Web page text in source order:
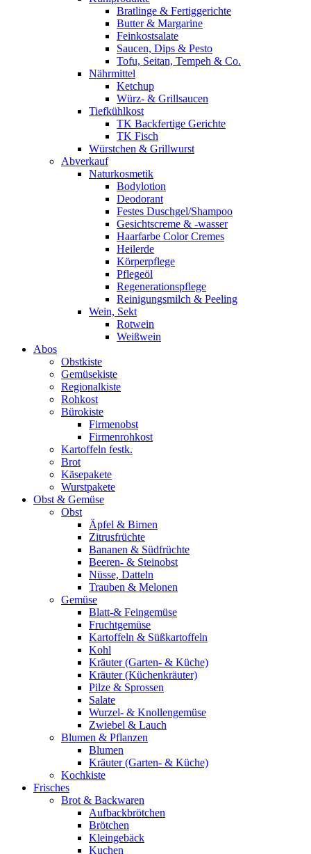
Bratlinge & Fertiggerichte
Butter & Margarine
Feinkostsalate
Saucen, Dips & Pesto
Tofu, Seitan, Tempeh & Co.
Nährmittel
Ketchup
Würz- & Grillsaucen
Tiefkühlkost
TK Backfertige Gerichte
TK Fisch
Würstchen & Grillwurst
Abverkauf
Naturkosmetik
Bodylotion
Deodorant
Festes Duschgel/Shampoo
Gesichtscreme & -wasser
Haarfarbe Color Cremes
Heilerde
Körperpflege
Pflegeöl
Regenerationspflege
Reinigungsmilch & Peeling
Wein, Sekt
Rotwein
Weißwein
Abos
Obstkiste
Gemüsekiste
Regionalkiste
Rohkost
Bürokiste
Firmenobst
Firmenrohkost
Kartoffeln festk.
Brot
Käsepakete
Wurstpakete
Obst & Gemüse
Obst
Äpfel & Birnen
Zitrusfrüchte
Bananen & Südfrüchte
Beeren- & Steinobst
Nüsse, Datteln
Trauben & Melonen
Gemüse
Blatt-& Feingemüse
Fruchtgemüse
Kartoffeln & Süßkartoffeln
Kohl
Kräuter (Garten- & Küche)
Kräuter (Küchenkräuter)
Pilze & Sprossen
Salate
Wurzel- & Knollengemüse
Zwiebel & Lauch
Blumen & Pflanzen
Blumen
Kräuter (Garten- & Küche)
Kochkiste
Frisches
Brot & Backwaren
Aufbackbrötchen
Brötchen
Kleingebäck
Kuchen